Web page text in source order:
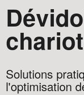
Solutions
l'optimisation